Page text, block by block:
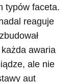
typów faceta.
reaguje
awaria
ale nie
aut